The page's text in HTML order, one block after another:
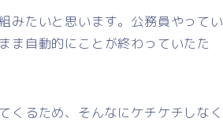
みたいと思います。公務員やってい
ま自動的にことが終わっていたた
くるため、そんなにケチケチしなく